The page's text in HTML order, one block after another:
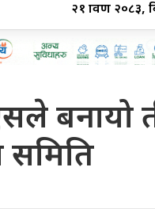
२१ श्रावण २०८३,
बनायो
समिति